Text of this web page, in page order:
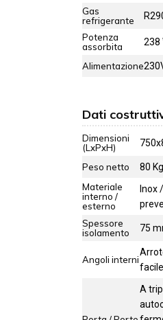
Gas
refrigerante
Potenza
assorbita
238
Alimentazione
Dati
Dimensioni
(LxPxH)
Peso netto
80 Kg
Materiale
interno /
esterno
Inox
Spessore
isolamento
75
Angoli interni
A